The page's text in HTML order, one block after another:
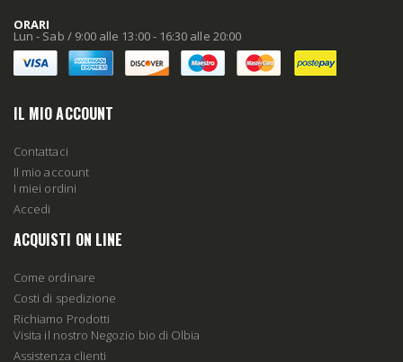
ORARI
Lun - Sab / 9:00 alle 13:00 - 16:30 alle 20:00
IL MIO ACCOUNT
Contattaci
Il mio account
I miei ordini
Accedi
ACQUISTI ON LINE
Come ordinare
Costi di spedizione
Richiamo Prodotti
Visita il nostro Negozio bio di Olbia
Assistenza clienti